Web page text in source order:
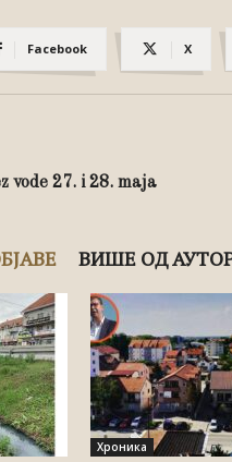
Facebook X
vode 27. i 28. maja
ВИШЕ ОД
Хроника